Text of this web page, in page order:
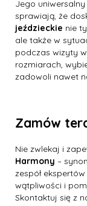
Jego
sprawiają, że
jeździeckie nie
ale także w
podczas wizyty
rozmiarach,
zadowoli nawet
Zamów
Nie zwlekaj i
Harmony –
zespół
wątpliwości i
Skontaktuj się z